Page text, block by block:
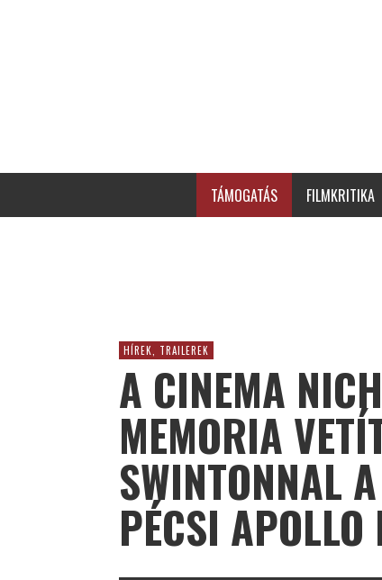
TÁMOGATÁS FILMKRITIKA
HÍREK, TRAILEREK
A CINEMA
MEMORIA
SWINTONNAL
PÉCSI